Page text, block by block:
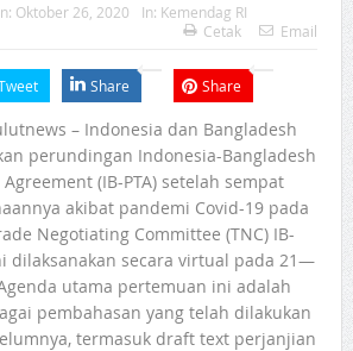
Oktober 26, 2020 In: Kemendag RI
Cetak Email
Share Share
– Indonesia dan Bangladesh
perundingan Indonesia-Bangladesh
(IB-PTA) setelah sempat
akibat pandemi Covid-19 pada
Negotiating Committee (TNC) IB-
dilaksanakan secara virtual pada 21—
utama pertemuan ini adalah
pembahasan yang telah dilakukan
termasuk draft text perjanjian